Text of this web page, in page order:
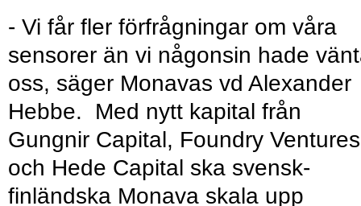
- Vi får fler förfrågningar om våra
sensorer än vi någonsin hade
oss, säger Monavas vd Alexander
Hebbe. Med nytt kapital från
Gungnir Capital, Foundry Ventures
och Hede Capital ska svensk-
finländska Monava skala upp